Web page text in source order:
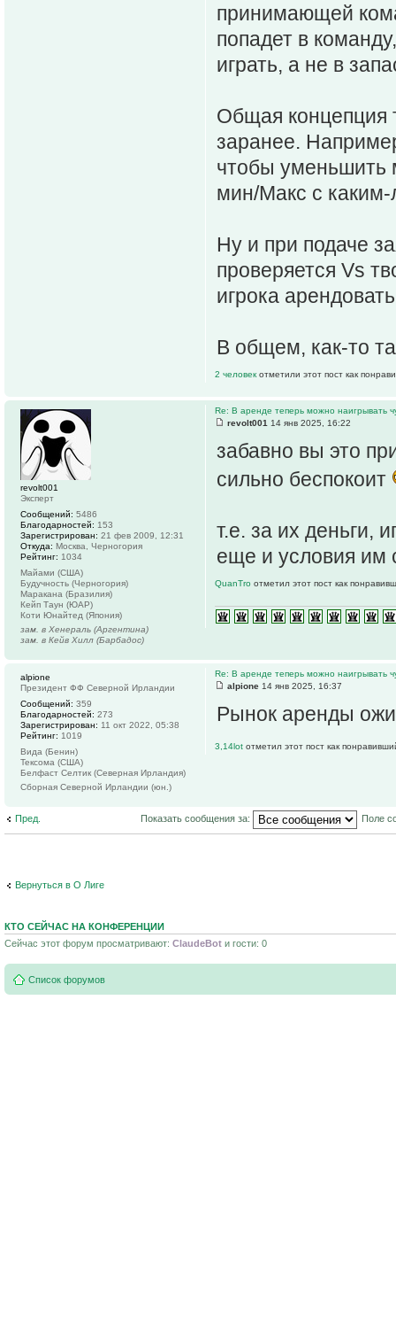
принимающей
попадет в
играть, а не в
Общая концепция
заранее.
чтобы уменьшить
мин/Макс с
Ну и при подаче
проверяется Vs
игрока
В общем, как-то
2 человек отметили этот пост как
Re: В аренде теперь можно наигрывать
revolt001 14 янв 2025, 16:22
забавно вы это
сильно беспокоит
т.е. за их деньги,
еще и условия им
QuanTro отметил этот пост как
revolt001
Эксперт
Сообщений: 5486
Благодарностей: 153
Зарегистрирован: 21 фев 2009, 12:31
Откуда: Москва, Черногория
Рейтинг: 1034
Майами (США)
Будучность (Черногория)
Маракана (Бразилия)
Кейп Таун (ЮАР)
Коти Юнайтед (Япония)
зам. в Хенераль (Аргентина)
зам. в Кейв Хилл (Барбадос)
Re: В аренде теперь можно наигрывать
alpione 14 янв 2025, 16:37
Рынок аренды
3,14lot отметил этот пост как
alpione
Президент ФФ Северной Ирландии
Сообщений: 359
Благодарностей: 273
Зарегистрирован: 11 окт 2022, 05:38
Рейтинг: 1019
Вида (Бенин)
Тексома (США)
Белфаст Селтик (Северная Ирландия)
Сборная Северной Ирландии (юн.)
Пред. Показать сообщения за: Поле
Вернуться в О Лиге
КТО СЕЙЧАС НА КОНФЕРЕНЦИИ
Сейчас этот форум просматривают: ClaudeBot и гости: 0
Список форумов